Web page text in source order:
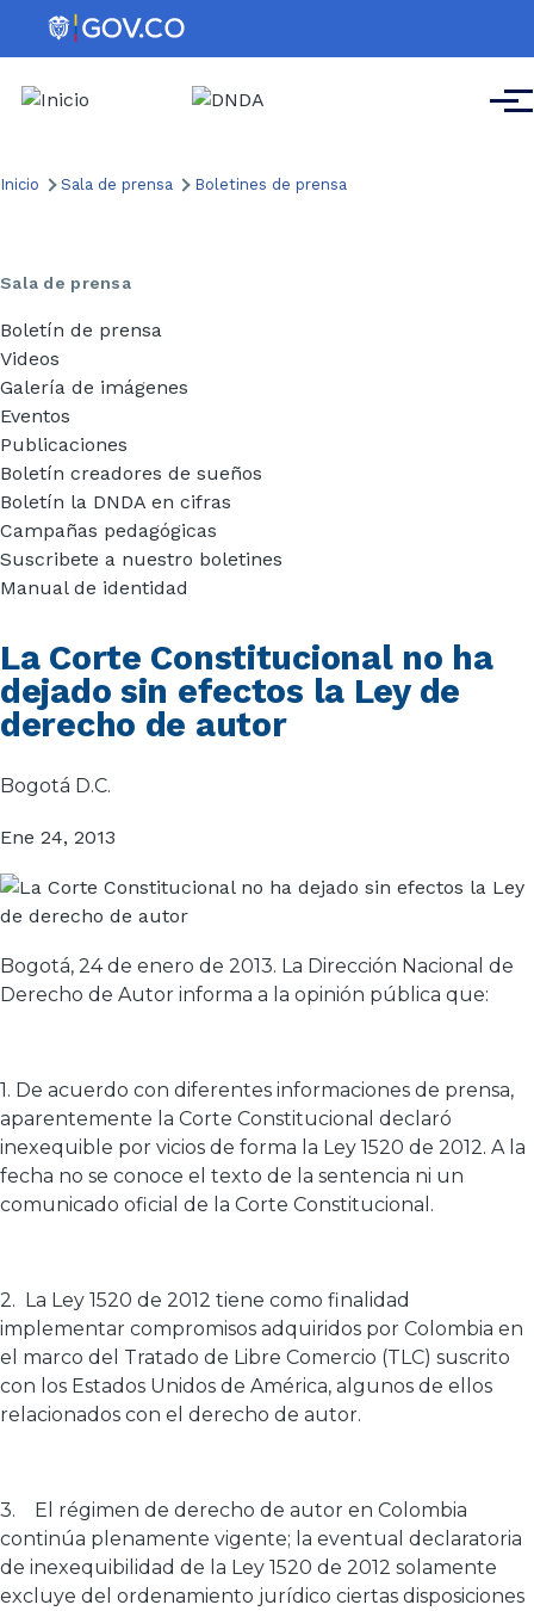
Pasar al contenido principal
Ruta
Inicio Sala de prensa Boletines de prensa
Sala de prensa
Boletín de prensa
Videos
Galería de imágenes
Eventos
Publicaciones
Boletín creadores de sueños
Boletín la DNDA en cifras
Campañas pedagógicas
Suscribete a nuestro boletines
Manual de identidad
La Corte Constitucional no ha
dejado sin efectos la Ley de
derecho de autor
Bogotá D.C.
Ene 24, 2013
Bogotá, 24 de enero de 2013. La Dirección Nacional de
Derecho de Autor informa a la opinión pública que:
1. De acuerdo con diferentes informaciones de prensa,
aparentemente la Corte Constitucional declaró
inexequible por vicios de forma la Ley 1520 de 2012. A la
fecha no se conoce el texto de la sentencia ni un
comunicado oficial de la Corte Constitucional.
2. La Ley 1520 de 2012 tiene como finalidad
implementar compromisos adquiridos por Colombia en
el marco del Tratado de Libre Comercio (TLC) suscrito
con los Estados Unidos de América, algunos de ellos
relacionados con el derecho de autor.
3. El régimen de derecho de autor en Colombia
continúa plenamente vigente; la eventual declaratoria
de inexequibilidad de la Ley 1520 de 2012 solamente
excluye del ordenamiento jurídico ciertas disposiciones